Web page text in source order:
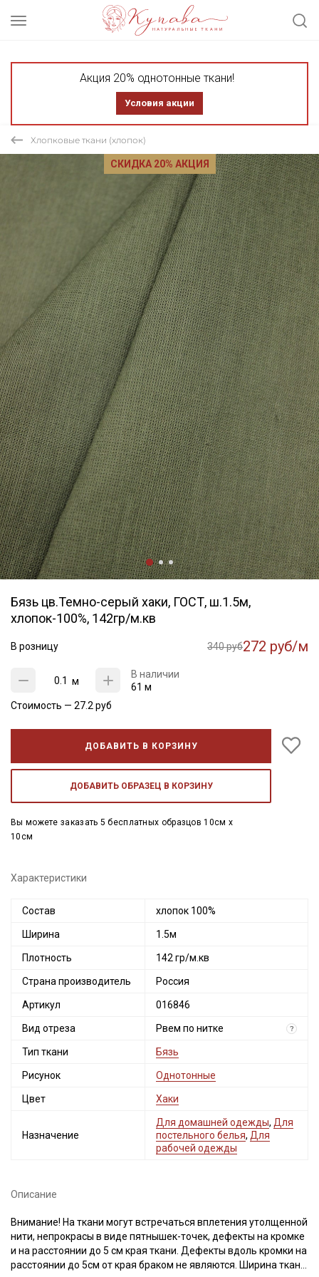
Акция 20% однотонные ткани!
Условия акции
Хлопковые ткани (хлопок)
СКИДКА 20% АКЦИЯ
Бязь цв.Темно-серый хаки, ГОСТ, ш.1.5м,
хлопок-100%, 142гр/м.кв
В розницу 340 руб272 руб/м
м
В наличии
61 м
Стоимость — 27.2 руб
ДОБАВИТЬ В КОРЗИНУ
ДОБАВИТЬ ОБРАЗЕЦ В КОРЗИНУ
Вы можете заказать 5 бесплатных образцов 10см x
10см
Характеристики
Состав хлопок 100%
Ширина 1.5м
Плотность 142 гр/м.кв
Страна производитель Россия
Артикул 016846
Вид отреза Рвем по нитке ?
Тип ткани Бязь
Рисунок Однотонные
Цвет Хаки
Назначение
Для домашней одежды, Для
постельного белья, Для
рабочей одежды
Описание
Внимание! На ткани могут встречаться вплетения утолщенной
нити, непрокрасы в виде пятнышек-точек, дефекты на кромке
и на расстоянии до 5 см края ткани. Дефекты вдоль кромки на
расстоянии до 5см от края браком не являются. Ширина ткани